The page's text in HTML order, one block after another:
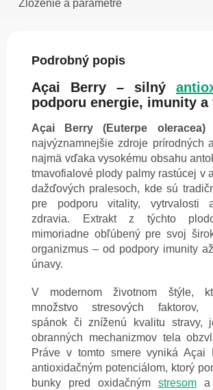
Zloženie a parametre
Podrobný popis
Açai Berry – silný
podporu energie, imunity
Açai Berry (Euterpe oleracea)
najvýznamnejšie zdroje prírodných
najmä vďaka vysokému obsahu
tmavofialové plody palmy rastúcej v
dažďových pralesoch, kde sú
pre podporu vitality, vytrvalosti
zdravia. Extrakt z týchto
mimoriadne obľúbený pre svoj
organizmus – od podpory imunity
únavy.
V modernom životnom štýle,
množstvo stresových faktorov,
spánok či zníženú kvalitu stravy,
obranných mechanizmov tela
Práve v tomto smere vyniká Açai
antioxidačným potenciálom, ktorý
bunky pred oxidačným stresom a